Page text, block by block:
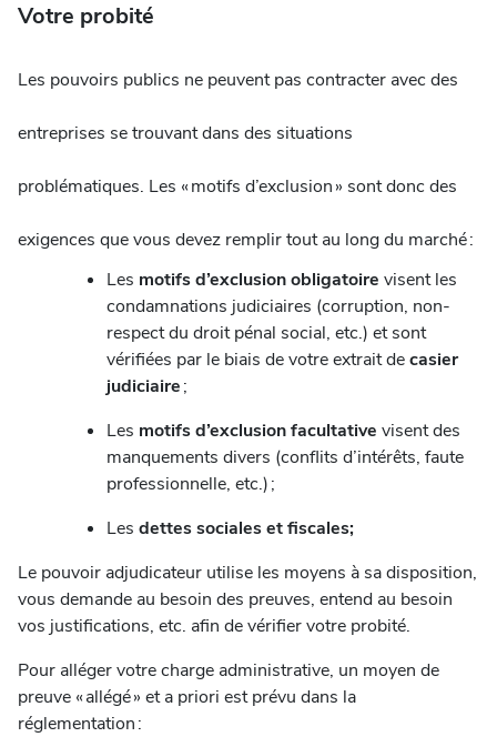
Votre probité
Les pouvoirs publics ne peuvent pas contracter avec des
entreprises se trouvant dans des situations
problématiques. Les « motifs d’exclusion » sont donc des
exigences que vous devez remplir tout au long du marché :
Les motifs d’exclusion obligatoire visent les
condamnations judiciaires (corruption, non-
respect du droit pénal social, etc.) et sont
vérifiées par le biais de votre extrait decasier
judiciaire;
Les motifs d’exclusion facultative visent des
manquements divers (conflits d’intérêts, faute
professionnelle, etc.) ;
Les dettes sociales et fiscales;
Le pouvoir adjudicateur utilise les moyens à sa disposition,
vous demande au besoin des preuves, entend au besoin
vos justifications, etc. afin de vérifier votre probité.
Pour alléger votre charge administrative, un moyen de
preuve « allégé » et a priori est prévu dans la
réglementation :